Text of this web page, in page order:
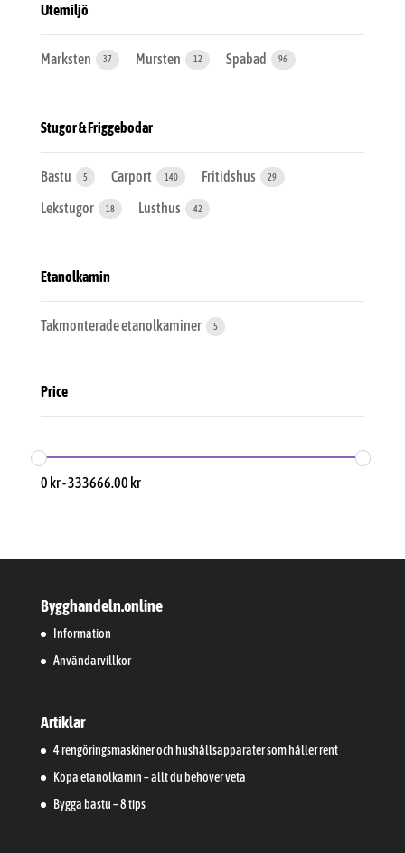
Utemiljö
Marksten 37 Mursten 12 Spabad 96
Stugor & Friggebodar
Bastu 5 Carport 140 Fritidshus 29
Lekstugor 18 Lusthus 42
Etanolkamin
Takmonterade etanolkaminer 5
Price
0 kr-333666.00 kr
Bygghandeln.online
Information
Användarvillkor
Artiklar
4 rengöringsmaskiner och hushållsapparater som håller rent
Köpa etanolkamin – allt du behöver veta
Bygga bastu – 8 tips